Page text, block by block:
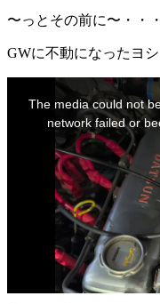
〜っとその前に〜・・
GWに不動になったヨ
The media could not
network failed or